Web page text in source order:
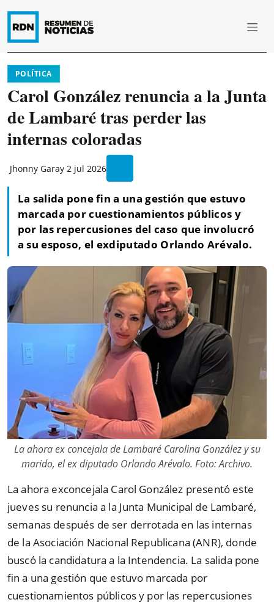
POLÍTICA
Carol González renuncia a la Junta
de Lambaré tras perder las
internas coloradas
Jhonny Garay 2 jul 2026
La salida pone fin a una gestión que estuvo
marcada por cuestionamientos públicos y
por las repercusiones del caso que involucró
a su esposo, el exdiputado Orlando Arévalo.
La ahora ex concejala de Lambaré Carolina González y su
marido, el ex diputado Orlando Arévalo. Foto: Archivo.
La ahora exconcejala Carol González presentó este
jueves su renuncia a la Junta Municipal de Lambaré,
semanas después de ser derrotada en las internas
de la Asociación Nacional Republicana (ANR), donde
buscó la candidatura a la Intendencia. La salida pone
fin a una gestión que estuvo marcada por
cuestionamientos públicos y por las repercusiones